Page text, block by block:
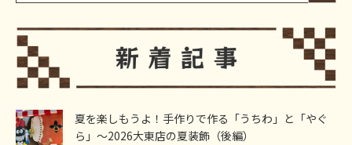
夏を楽しもうよ！手作りで作る「うちわ」と「やぐ
ら」～2026大東店の夏装飾（後編）